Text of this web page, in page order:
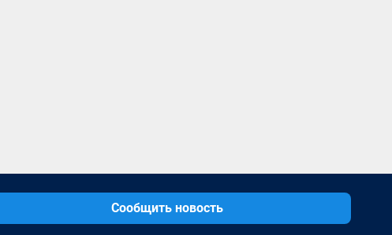
Сообщить новость